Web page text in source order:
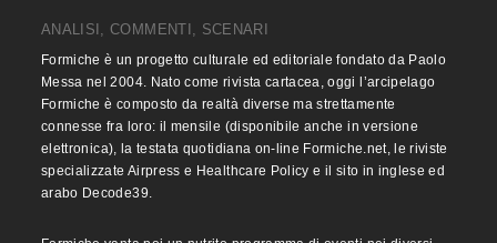
ANALISI, COMMENTI, SCENARI
Formiche è un progetto culturale ed editoriale fondato da Paolo
Messa nel 2004. Nato come rivista cartacea, oggi l’arcipelago
Formiche è composto da realtà diverse ma strettamente
connesse fra loro: il mensile (disponibile anche in versione
elettronica), la testata quotidiana on-line Formiche.net, le riviste
specializzate Airpress e Healthcare Policy e il sito in inglese ed
arabo Decode39.